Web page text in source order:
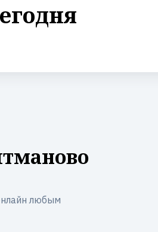
любым